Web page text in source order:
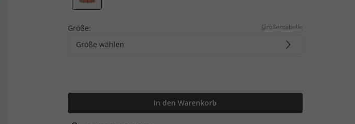
Größe: Größentabelle
Größe wählen
In den Warenkorb